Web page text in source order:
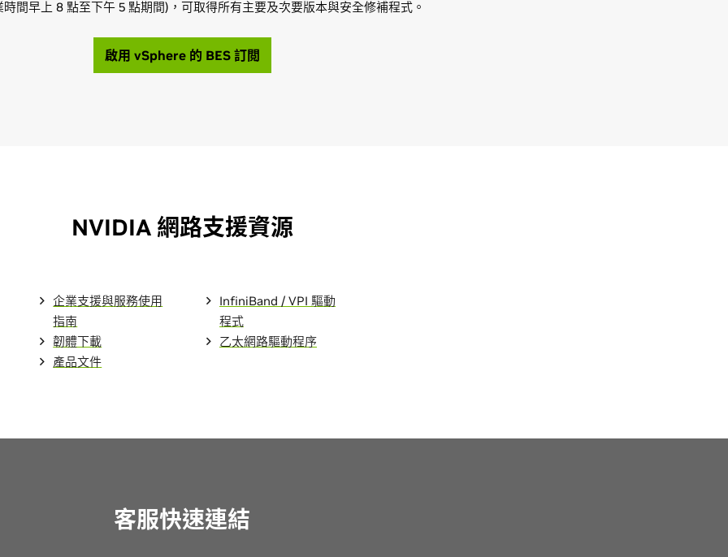
間早上 8 點至下午 5 點期間)，可取得所有主要及次要版本與安全修補程式。
啟用 vSphere 的 BES 訂閲
NVIDIA 網路支援資源
企業支援與服務使用
指南
韌體下載
產品文件
InfiniBand / VPI 驅動
程式
乙太網路驅動程序
客服快速連結